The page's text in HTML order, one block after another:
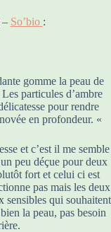
So’bio :
gomme la peau de
particules d’ambre
pour rendre
en profondeur. «
et c’est il me semble
peu déçue pour deux
fort et celui ci est
pas mais les deux
sensibles qui souhaitent
la peau, pas besoin